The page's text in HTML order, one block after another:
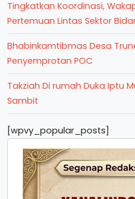
Tingkatkan Koordinasi,
Pertemuan Lintas Sektor
Bhabinkamtibmas Desa
Penyemprotan POC
Takziah Di rumah Duka Iptu
Sambit
[wpvy_popular_posts]